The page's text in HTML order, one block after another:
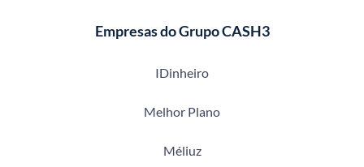
Empresas do Grupo CASH3
IDinheiro
Melhor Plano
Méliuz